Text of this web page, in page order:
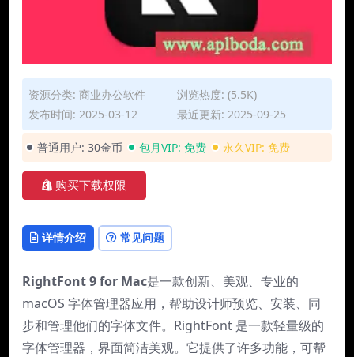
资源分类: 商业办公软件
浏览热度: (5.5K)
发布时间: 2025-03-12
最近更新: 2025-09-25
普通用户: 30金币 包月VIP: 免费 永久VIP: 免费
购买下载权限
详情介绍 常见问题
RightFont 9 for Mac是一款创新、美观、专业的
macOS 字体管理器应用，帮助设计师预览、安装、同
步和管理他们的字体文件。RightFont 是一款轻量级的
字体管理器，界面简洁美观。它提供了许多功能，可帮